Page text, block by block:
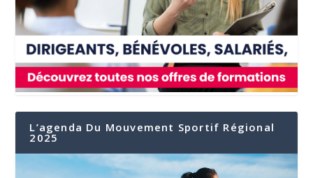
L’agenda Du Mouvement Sportif Régional
2025